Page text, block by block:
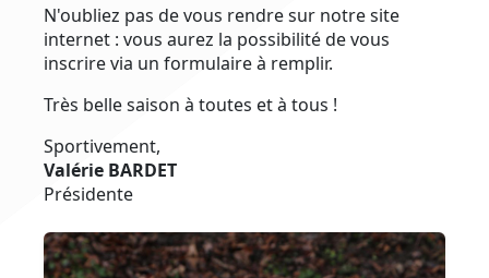
N'oubliez pas de vous rendre sur notre site
internet : vous aurez la possibilité de vous
inscrire via un formulaire à remplir.
Très belle saison à toutes et à tous !
Sportivement,
Valérie BARDET
Présidente